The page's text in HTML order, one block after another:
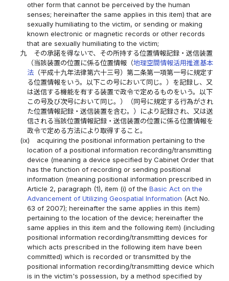
other form that cannot be perceived by the human
senses; hereinafter the same applies in this item) that are
sexually humiliating to the victim, or sending or making
known electronic or magnetic records or other records
that are sexually humiliating to the victim;
九
その承諾を得ないで、その所持する位置情報記録・送信装置
（当該装置の位置に係る位置情報（地理空間情報活用推進基本
法（平成十九年法律第六十三号）第二条第一項第一号に規定す
る位置情報をいう。以下この号において同じ。）を記録し、又
は送信する機能を有する装置で政令で定めるものをいう。以下
この号及び次号において同じ。）（同号に規定する行為がされ
た位置情報記録・送信装置を含む。）により記録され、又は送
信される当該位置情報記録・送信装置の位置に係る位置情報を
政令で定める方法により取得すること。
(ix)
acquiring the positional information pertaining to the
location of a positional information recording/transmitting
device (meaning a device specified by Cabinet Order that
has the function of recording or sending positional
information (meaning positional information prescribed in
Article 2, paragraph (1), item (i) of the Basic Act on the
Advancement of Utilizing Geospatial Information (Act No.
63 of 2007); hereinafter the same applies in this item)
pertaining to the location of the device; hereinafter the
same applies in this item and the following item) (including
positional information recording/transmitting devices for
which acts prescribed in the following item have been
committed) which is recorded or transmitted by the
positional information recording/transmitting device which
is in the victim's possession, by a method specified by